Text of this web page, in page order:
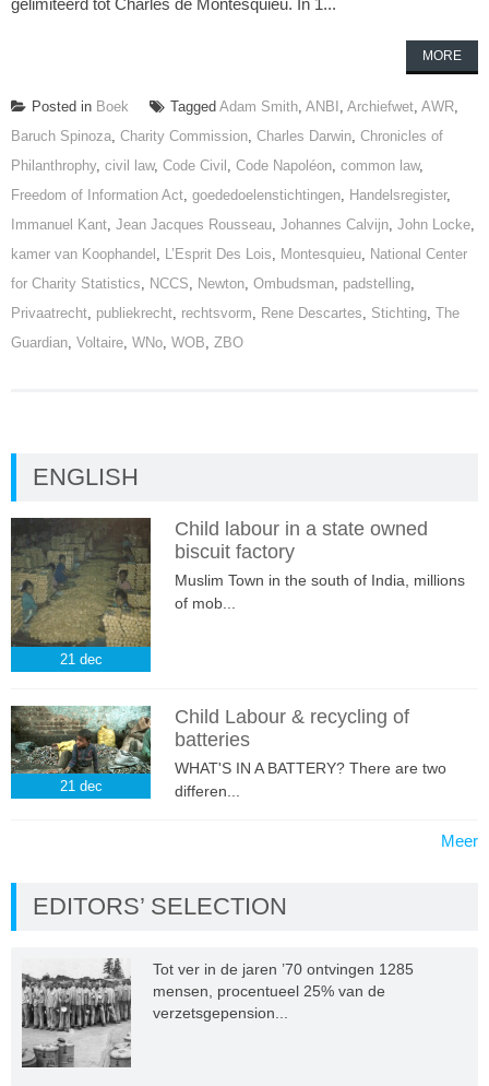
gelimiteerd tot Charles de Montesquieu. In 1...
MORE
Posted in Boek Tagged Adam Smith, ANBI , Archiefwet, AWR,
Baruch Spinoza, Charity Commission, Charles Darwin, Chronicles of
Philanthrophy, civil law, Code Civil , Code Napoléon, common law,
Freedom of Information Act, goededoelenstichtingen, Handelsregister,
Immanuel Kant, Jean Jacques Rousseau, Johannes Calvijn, John Locke,
kamer van Koophandel , L’Esprit Des Lois, Montesquieu, National Center
for Charity Statistics, NCCS, Newton, Ombudsman, padstelling,
Privaatrecht, publiekrecht, rechtsvorm, Rene Descartes, Stichting, The
Guardian, Voltaire, WNo, WOB, ZBO
ENGLISH
21 dec
Child labour in a state owned
biscuit factory
Muslim Town in the south of India, millions
of mob...
21 dec
Child Labour & recycling of
batteries
WHAT'S IN A BATTERY? There are two
differen...
Meer
EDITORS’ SELECTION
Tot ver in de jaren ’70 ontvingen 1285
mensen, procentueel 25% van de
verzetsgepension...